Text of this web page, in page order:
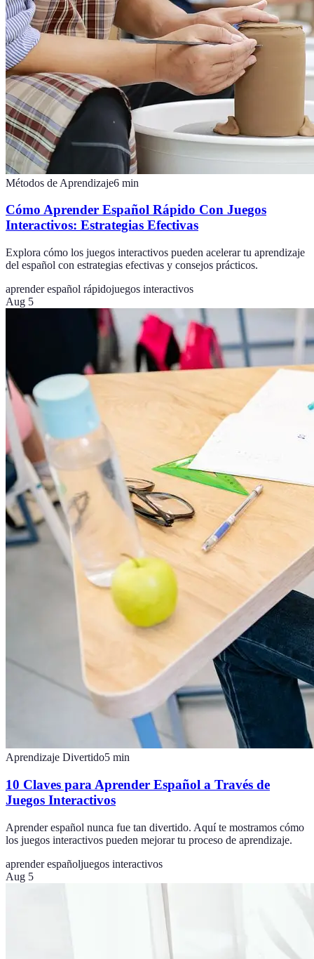
Métodos de Aprendizaje6 min
Cómo Aprender Español Rápido Con Juegos
Interactivos: Estrategias Efectivas
Explora cómo los juegos interactivos pueden acelerar tu aprendizaje
del español con estrategias efectivas y consejos prácticos.
aprender español rápidojuegos interactivos
Aug 5
Aprendizaje Divertido5 min
10 Claves para Aprender Español a Través de
Juegos Interactivos
Aprender español nunca fue tan divertido. Aquí te mostramos cómo
los juegos interactivos pueden mejorar tu proceso de aprendizaje.
aprender españoljuegos interactivos
Aug 5